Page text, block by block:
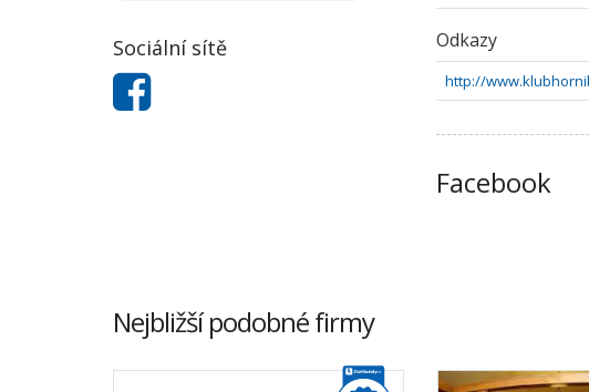
Odkazy
http://
Facebook
Sociální sítě
Nejbližší podobné firmy